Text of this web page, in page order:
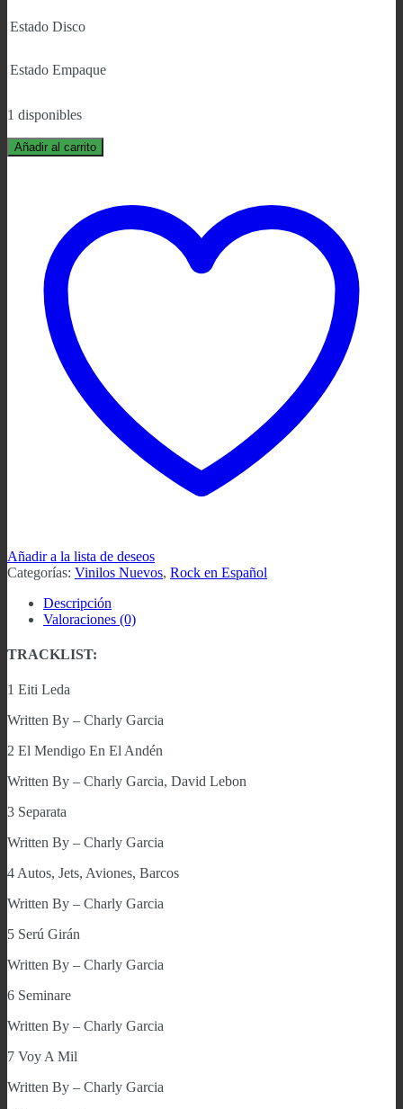
Estado Disco
Estado Empaque
1 disponibles
Añadir al carrito
Añadir a la lista de deseos
Categorías: Vinilos Nuevos, Rock en Español
Descripción
Valoraciones (0)
TRACKLIST:
1 Eiti Leda
Written By – Charly Garcia
2 El Mendigo En El Andén
Written By – Charly Garcia, David Lebon
3 Separata
Written By – Charly Garcia
4 Autos, Jets, Aviones, Barcos
Written By – Charly Garcia
5 Serú Girán
Written By – Charly Garcia
6 Seminare
Written By – Charly Garcia
7 Voy A Mil
Written By – Charly Garcia